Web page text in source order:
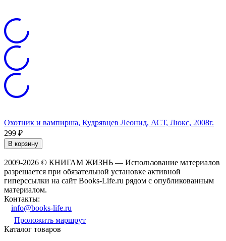
Охотник и вампирша, Кудрявцев Леонид, АСТ, Люкс, 2008г.
299 ₽
В корзину
2009-2026 © КНИГАМ ЖИЗНЬ — Использование материалов
разрешается при обязательной установке активной
гиперссылки на сайт Books-Life.ru рядом с опубликованным
материалом.
Контакты:
info@books-life.ru
Проложить маршрут
Каталог товаров